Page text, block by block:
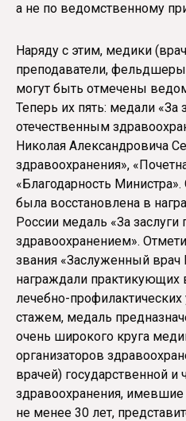
а не по ведомственному
Наряду с этим, медики
преподаватели,
могут быть отмечены
Теперь их пять: медали «За
отечественным
Николая Александровича
здравоохранения»,
«Благодарность
была восстановлена в
России медаль «За
здравоохранением».
звания «Заслуженный
награждали практикующих
лечебно-
стажем, медаль
очень широкого круга
организаторов
врачей) государственной и
здравоохранения,
не менее 30 лет,